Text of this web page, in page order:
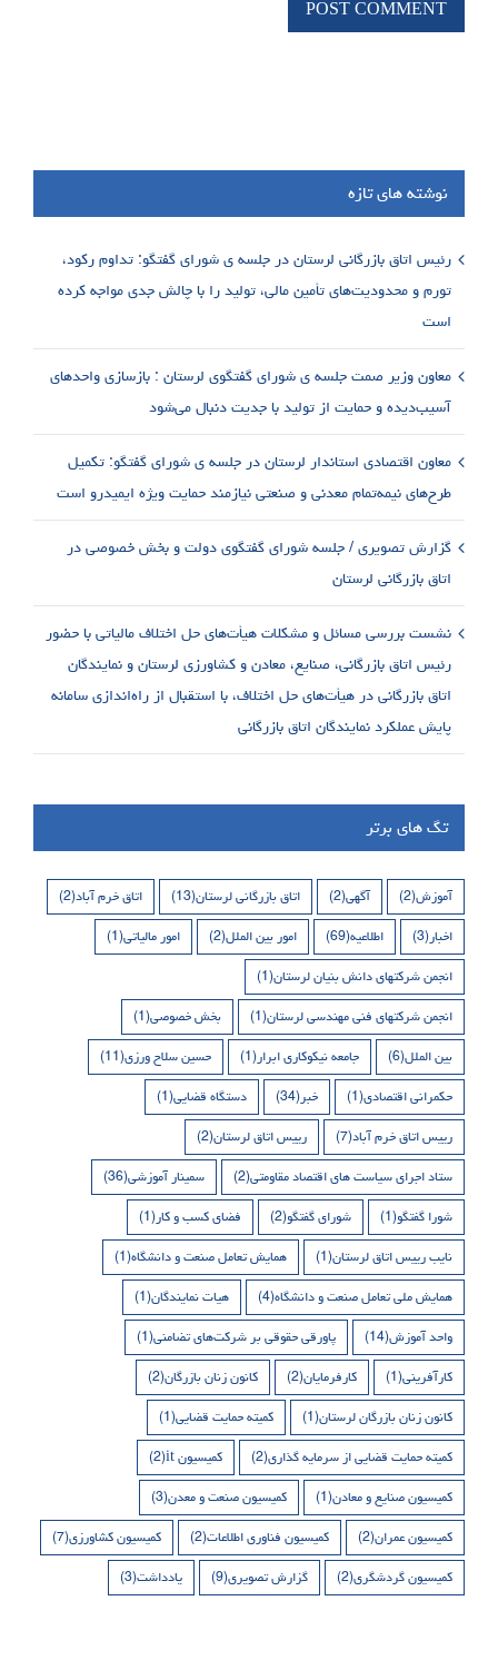
نوشته های تازه
رئیس اتاق بازرگانی لرستان در جلسه ی شورای گفتگو: تداوم رکود،
تورم و محدودیت‌های تأمین مالی، تولید را با چالش جدی مواجه کرده
است
معاون وزیر صمت جلسه ی شورای گفتگوی لرستان : بازسازی واحدهای
آسیب‌دیده و حمایت از تولید با جدیت دنبال می‌شود
معاون اقتصادی استاندار لرستان در جلسه ی شورای گفتگو: تکمیل
طرح‌های نیمه‌تمام معدنی و صنعتی نیازمند حمایت ویژه ایمیدرو است
گزارش تصویری / جلسه شورای گفتگوی دولت و بخش خصوصی در
اتاق بازرگانی لرستان
نشست بررسی مسائل و مشکلات هیأت‌های حل اختلاف مالیاتی با حضور
رئیس اتاق بازرگانی، صنایع، معادن و کشاورزی لرستان و نمایندگان
اتاق بازرگانی در هیأت‌های حل اختلاف، با استقبال از راه‌اندازی سامانه
پایش عملکرد نمایندگان اتاق بازرگانی
تگ های برتر
آموزش(2) آگهی(2) اتاق بازرگانی لرستان(13) اتاق خرم آباد(2)
اخبار(3) اطلاعیه(69) امور بین الملل(2) امور مالیاتی(1)
انجمن شرکتهای دانش بنیان لرستان(1)
انجمن شرکتهای فنی مهندسی لرستان(1) بخش خصوصی(1)
بین الملل(6) جامعه نیکوکاری ابرار(1) حسین سلاح ورزی(11)
حکمرانی اقتصادی(1) خبر(34) دستگاه قضایی(1)
رییس اتاق خرم آباد(7) رییس اتاق لرستان(2)
ستاد اجرای سیاست های اقتصاد مقاومتی(2) سمینار آموزشی(36)
شورا گفتگو(1) شورای گفتگو(2) فضای کسب و کار(1)
نایب رییس اتاق لرستان(1) همایش تعامل صنعت و دانشگاه(1)
همایش ملی تعامل صنعت و دانشگاه(4) هیات نمایندگان(1)
واحد آموزش(14) پاورقی حقوقی بر شرکت‌های تضامنی(1)
کارآفرینی(1) کارفرمایان(2) کانون زنان بازرگان(2)
کانون زنان بازرگان لرستان(1) کمیته حمایت قضایی(1)
کمیته حمایت قضایی از سرمایه گذاری(2) کمیسیون it (2)
کمیسیون صنایع و معادن(1) کمیسیون صنعت و معدن(3)
کمیسیون عمران(2) کمیسیون فناوری اطلاعات(2) کمیسیون کشاورزی(7)
کمیسیون گردشگری(2) گزارش تصویری(9) یادداشت(3)